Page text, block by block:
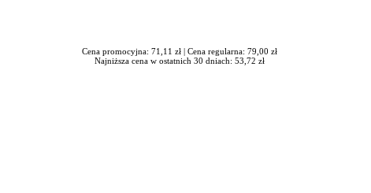
Cena promocyjna: 71,11 zł | Cena regularna: 79,00 zł
Najniższa cena w ostatnich 30 dniach: 53,72 zł